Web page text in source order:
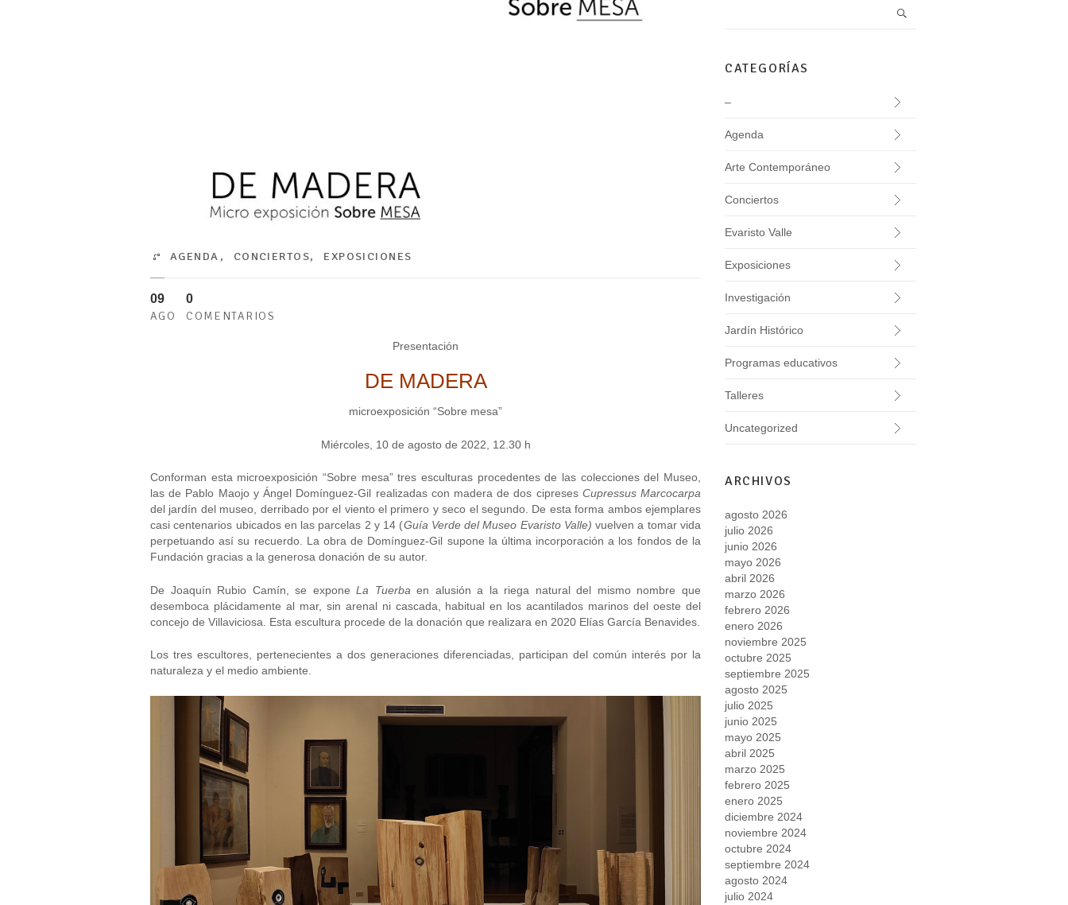
AGENDA , CONCIERTOS, EXPOSICIONES
09
AGO
0
COMENTARIOS
Presentación
DE MADERA
microexposición “Sobre mesa”
Miércoles, 10 de agosto de 2022, 12.30 h
Conforman esta microexposición “Sobre mesa” tres esculturas procedentes de las colecciones del Museo,
las de Pablo Maojo y Ángel Domínguez-Gil realizadas con madera de dos cipreses Cupressus Marcocarpa
del jardín del museo, derribado por el viento el primero y seco el segundo. De esta forma ambos ejemplares
casi centenarios ubicados en las parcelas 2 y 14 (Guía Verde del Museo Evaristo Valle) vuelven a tomar vida
perpetuando así su recuerdo. La obra de Domínguez-Gil supone la última incorporación a los fondos de la
Fundación gracias a la generosa donación de su autor.
De Joaquín Rubio Camín, se exponeLa Tuerba en alusión a la riega natural del mismo nombre que
desemboca plácidamente al mar, sin arenal ni cascada, habitual en los acantilados marinos del oeste del
concejo de Villaviciosa. Esta escultura procede de la donación que realizara en 2020 Elías García Benavides.
Los tres escultores, pertenecientes a dos generaciones diferenciadas, participan del común interés por la
naturaleza y el medio ambiente.
CATEGORÍAS
–
Agenda
Arte Contemporáneo
Conciertos
Evaristo Valle
Exposiciones
Investigación
Jardín Histórico
Programas educativos
Talleres
Uncategorized
ARCHIVOS
agosto 2026
julio 2026
junio 2026
mayo 2026
abril 2026
marzo 2026
febrero 2026
enero 2026
noviembre 2025
octubre 2025
septiembre 2025
agosto 2025
julio 2025
junio 2025
mayo 2025
abril 2025
marzo 2025
febrero 2025
enero 2025
diciembre 2024
noviembre 2024
octubre 2024
septiembre 2024
agosto 2024
julio 2024